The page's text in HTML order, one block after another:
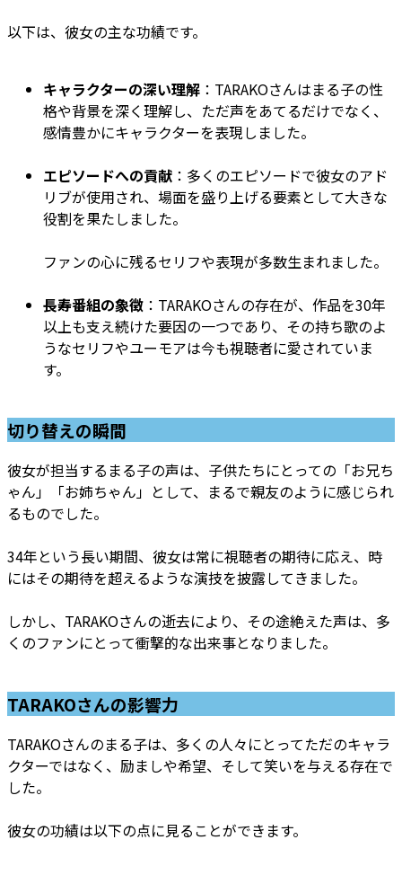
以下は、彼女の主な功績です。
キャラクターの深い理解 ：TARAKOさんはまる子の性
格や背景を深く理解し、ただ声をあてるだけでなく、
感情豊かにキャラクターを表現しました。
エピソードへの貢献 ：多くのエピソードで彼女のアド
リブが使用され、場面を盛り上げる要素として大きな
役割を果たしました。
ファンの心に残るセリフや表現が多数生まれました。
長寿番組の象徴 ：TARAKOさんの存在が、作品を30年
以上も支え続けた要因の一つであり、その持ち歌のよ
うなセリフやユーモアは今も視聴者に愛されていま
す。
切り替えの瞬間
彼女が担当するまる子の声は、子供たちにとっての「お兄ち
ゃん」「お姉ちゃん」として、まるで親友のように感じられ
るものでした。
34年という長い期間、彼女は常に視聴者の期待に応え、時
にはその期待を超えるような演技を披露してきました。
しかし、TARAKOさんの逝去により、その途絶えた声は、多
くのファンにとって衝撃的な出来事となりました。
TARAKOさんの影響力
TARAKOさんのまる子は、多くの人々にとってただのキャラ
クターではなく、励ましや希望、そして笑いを与える存在で
した。
彼女の功績は以下の点に見ることができます。